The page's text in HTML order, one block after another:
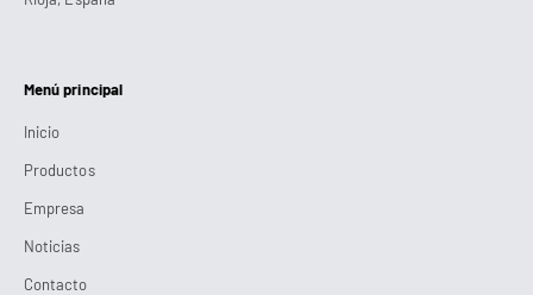
Menú principal
Inicio
Productos
Empresa
Noticias
Contacto